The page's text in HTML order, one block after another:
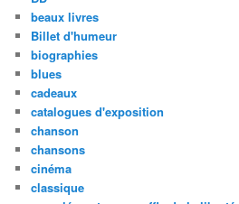
beaux livres
Billet d'humeur
biographies
blues
cadeaux
catalogues d'exposition
chanson
chansons
cinéma
classique